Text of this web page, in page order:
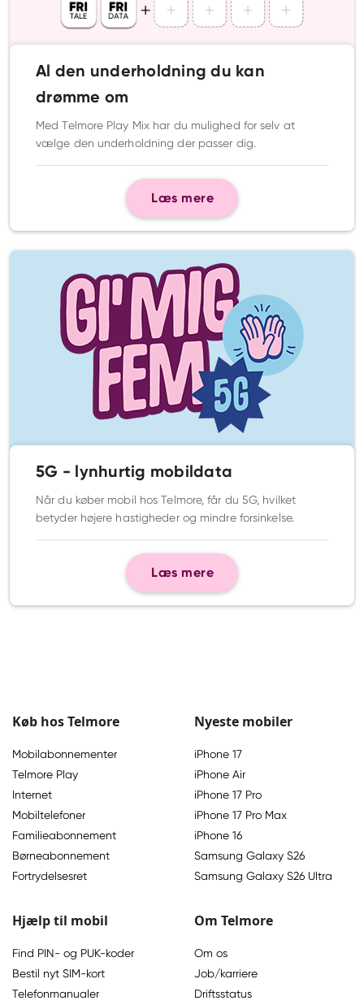
Al den underholdning du kan
drømme om
Med Telmore Play Mix har du mulighed for selv at
vælge den underholdning der passer dig.
Læs mere
5G - lynhurtig mobildata
Når du køber mobil hos Telmore, får du 5G, hvilket
betyder højere hastigheder og mindre forsinkelse.
Læs mere
Køb hos Telmore
Mobilabonnementer
Telmore Play
Internet
Mobiltelefoner
Familieabonnement
Børneabonnement
Fortrydelsesret
Nyeste mobiler
iPhone 17
iPhone Air
iPhone 17 Pro
iPhone 17 Pro Max
iPhone 16
Samsung Galaxy S26
Samsung Galaxy S26 Ultra
Hjælp til mobil
Find PIN- og PUK-koder
Bestil nyt SIM-kort
Telefonmanualer
Om Telmore
Om os
Job/karriere
Driftsstatus